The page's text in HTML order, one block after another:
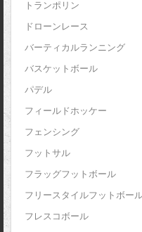
トランポリン
ドローンレース
バーティカルランニング
バスケットボール
パデル
フィールドホッケー
フェンシング
フットサル
フラッグフットボール
フリースタイルフットボー
フレスコボール